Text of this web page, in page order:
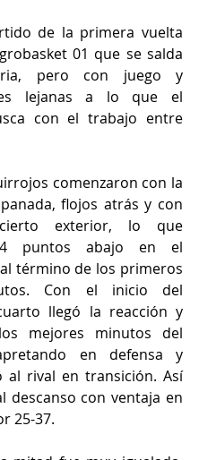
de la primera vuelta
01 que se salda
pero con juego y
lejanas a lo que el
con el trabajo entre
comenzaron con la
flojos atrás y con
exterior, lo que
puntos abajo en el
término de los primeros
Con el inicio del
llegó la reacción y
mejores minutos del
en defensa y
al rival en transición. Así
descanso con ventaja en
25-37.